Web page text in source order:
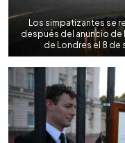
Los simpatizantes se
después del anuncio de
de Londres el 8 de